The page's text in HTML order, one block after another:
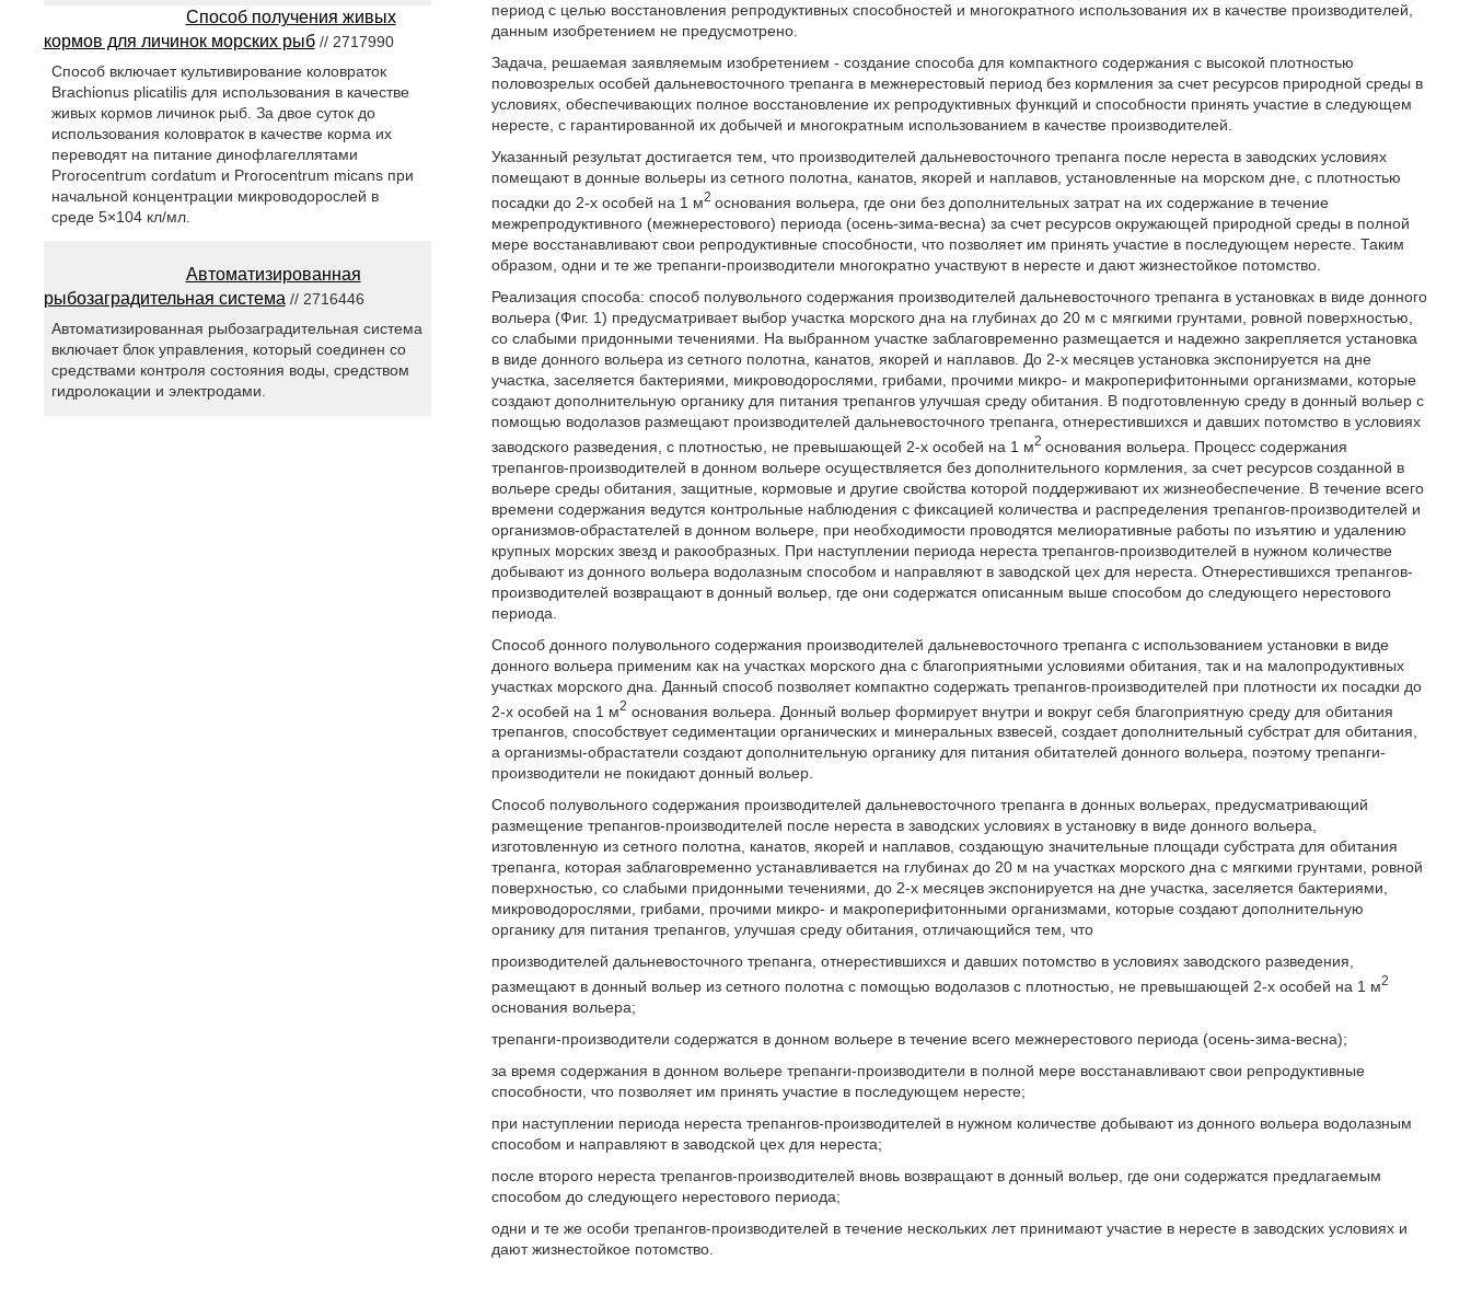
период с целью восстановления репродуктивных способностей и многократного использования их в качестве производителей,
данным изобретением не предусмотрено.
Задача, решаемая заявляемым изобретением - создание способа для компактного содержания с высокой плотностью
половозрелых особей дальневосточного трепанга в межнерестовый период без кормления за счет ресурсов природной среды в
условиях, обеспечивающих полное восстановление их репродуктивных функций и способности принять участие в следующем
нересте, с гарантированной их добычей и многократным использованием в качестве производителей.
Указанный результат достигается тем, что производителей дальневосточного трепанга после нереста в заводских условиях
помещают в донные вольеры из сетного полотна, канатов, якорей и наплавов, установленные на морском дне, с плотностью
посадки до 2-х особей на 1 м2 основания вольера, где они без дополнительных затрат на их содержание в течение
межрепродуктивного (межнерестового) периода (осень-зима-весна) за счет ресурсов окружающей природной среды в полной
мере восстанавливают свои репродуктивные способности, что позволяет им принять участие в последующем нересте. Таким
образом, одни и те же трепанги-производители многократно участвуют в нересте и дают жизнестойкое потомство.
Реализация способа: способ полувольного содержания производителей дальневосточного трепанга в установках в виде донного
вольера (Фиг. 1) предусматривает выбор участка морского дна на глубинах до 20 м с мягкими грунтами, ровной поверхностью,
со слабыми придонными течениями. На выбранном участке заблаговременно размещается и надежно закрепляется установка
в виде донного вольера из сетного полотна, канатов, якорей и наплавов. До 2-х месяцев установка экспонируется на дне
участка, заселяется бактериями, микроводорослями, грибами, прочими микро- и макроперифитонными организмами, которые
создают дополнительную органику для питания трепангов улучшая среду обитания. В подготовленную среду в донный вольер с
помощью водолазов размещают производителей дальневосточного трепанга, отнерестившихся и давших потомство в условиях
заводского разведения, с плотностью, не превышающей 2-х особей на 1 м2 основания вольера. Процесс содержания
трепангов-производителей в донном вольере осуществляется без дополнительного кормления, за счет ресурсов созданной в
вольере среды обитания, защитные, кормовые и другие свойства которой поддерживают их жизнеобеспечение. В течение всего
времени содержания ведутся контрольные наблюдения с фиксацией количества и распределения трепангов-производителей и
организмов-обрастателей в донном вольере, при необходимости проводятся мелиоративные работы по изъятию и удалению
крупных морских звезд и ракообразных. При наступлении периода нереста трепангов-производителей в нужном количестве
добывают из донного вольера водолазным способом и направляют в заводской цех для нереста. Отнерестившихся трепангов-
производителей возвращают в донный вольер, где они содержатся описанным выше способом до следующего нерестового
периода.
Способ донного полувольного содержания производителей дальневосточного трепанга с использованием установки в виде
донного вольера применим как на участках морского дна с благоприятными условиями обитания, так и на малопродуктивных
участках морского дна. Данный способ позволяет компактно содержать трепангов-производителей при плотности их посадки до
2-х особей на 1 м2 основания вольера. Донный вольер формирует внутри и вокруг себя благоприятную среду для обитания
трепангов, способствует седиментации органических и минеральных взвесей, создает дополнительный субстрат для обитания,
а организмы-обрастатели создают дополнительную органику для питания обитателей донного вольера, поэтому трепанги-
производители не покидают донный вольер.
Способ полувольного содержания производителей дальневосточного трепанга в донных вольерах, предусматривающий
размещение трепангов-производителей после нереста в заводских условиях в установку в виде донного вольера,
изготовленную из сетного полотна, канатов, якорей и наплавов, создающую значительные площади субстрата для обитания
трепанга, которая заблаговременно устанавливается на глубинах до 20 м на участках морского дна с мягкими грунтами, ровной
поверхностью, со слабыми придонными течениями, до 2-х месяцев экспонируется на дне участка, заселяется бактериями,
микроводорослями, грибами, прочими микро- и макроперифитонными организмами, которые создают дополнительную
органику для питания трепангов, улучшая среду обитания, отличающийся тем, что
производителей дальневосточного трепанга, отнерестившихся и давших потомство в условиях заводского разведения,
размещают в донный вольер из сетного полотна с помощью водолазов с плотностью, не превышающей 2-х особей на 1 м2
основания вольера;
трепанги-производители содержатся в донном вольере в течение всего межнерестового периода (осень-зима-весна);
за время содержания в донном вольере трепанги-производители в полной мере восстанавливают свои репродуктивные
способности, что позволяет им принять участие в последующем нересте;
при наступлении периода нереста трепангов-производителей в нужном количестве добывают из донного вольера водолазным
способом и направляют в заводской цех для нереста;
после второго нереста трепангов-производителей вновь возвращают в донный вольер, где они содержатся предлагаемым
способом до следующего нерестового периода;
одни и те же особи трепангов-производителей в течение нескольких лет принимают участие в нересте в заводских условиях и
дают жизнестойкое потомство.
Способ получения живых
кормов для личинок морских рыб// 2717990
Способ включает культивирование коловраток
Brachionus plicatilis для использования в качестве
живых кормов личинок рыб. За двое суток до
использования коловраток в качестве корма их
переводят на питание динофлагеллятами
Prorocentrum cordatum и Prorocentrum micans при
начальной концентрации микроводорослей в
среде 5×104 кл/мл.
Автоматизированная
рыбозаградительная система// 2716446
Автоматизированная рыбозаградительная система
включает блок управления, который соединен со
средствами контроля состояния воды, средством
гидролокации и электродами.